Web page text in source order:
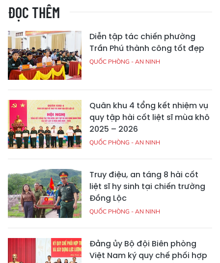
ĐỌC THÊM
Diễn tập tác chiến phường
Trần Phú thành công tốt đẹp
QUỐC PHÒNG - AN NINH
Quân khu 4 tổng kết nhiệm vụ
quy tập hài cốt liệt sĩ mùa khô
2025 – 2026
QUỐC PHÒNG - AN NINH
Truy điệu, an táng 8 hài cốt
liệt sĩ hy sinh tại chiến trường
Đồng Lộc
QUỐC PHÒNG - AN NINH
Đảng ủy Bộ đội Biên phòng
Việt Nam ký quy chế phối hợp